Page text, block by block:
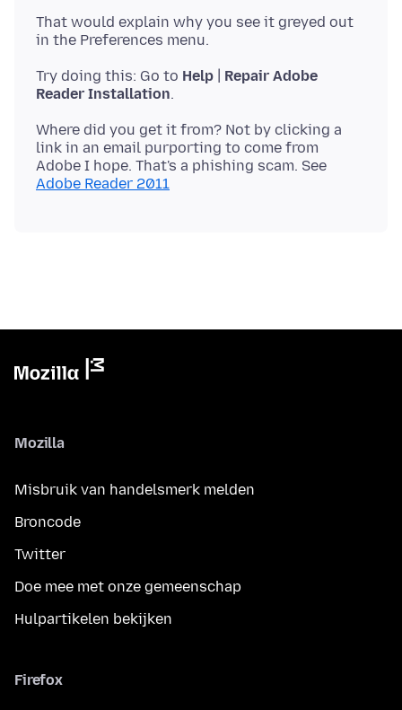
That would explain why you see it greyed out
Try doing this: Go to Help
Repair Adobe
Reader Installation
Where did you get it from? Not by clicking a
link in an email purporting to come from
Adobe I hope. That's a phishing scam. See
Adobe Reader 2011
Mozilla
Misbruik van handelsmerk melden
Broncode
Twitter
Doe mee met onze gemeenschap
Hulpartikelen bekijken
Firefox